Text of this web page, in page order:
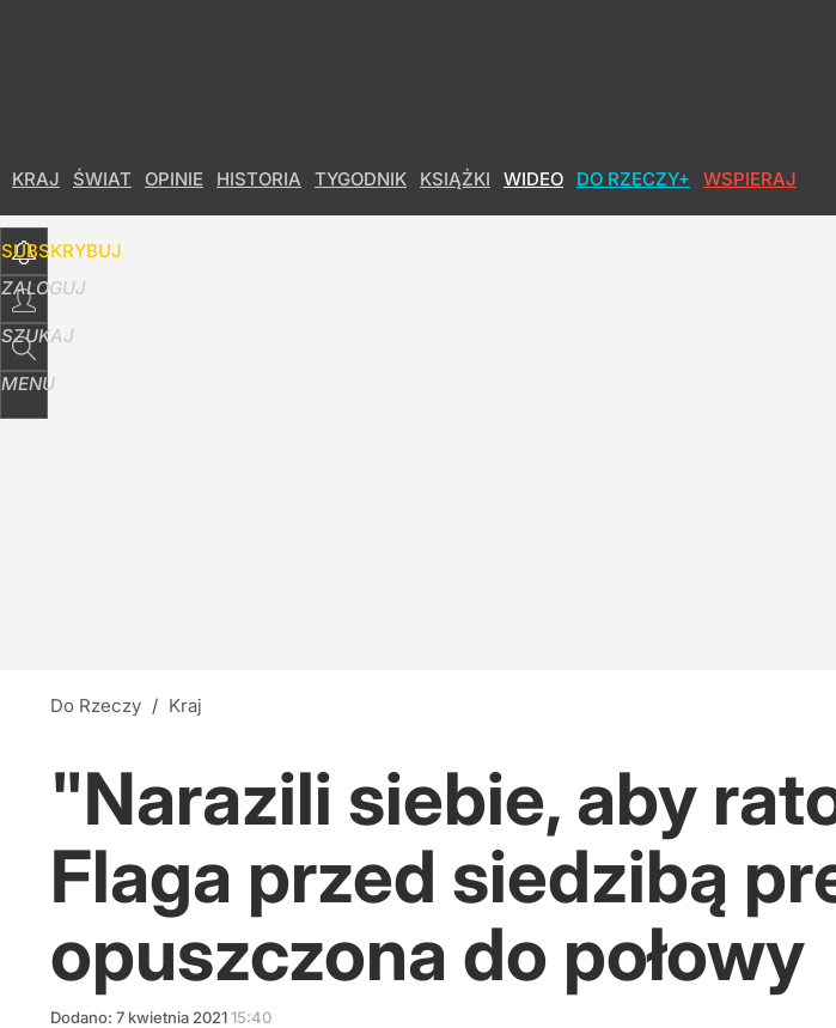
KRAJ ŚWIAT OPINIE HISTORIA TYGODNIK KSIĄŻKI WIDEO DO RZECZY+ WSPIERAJ
SUBSKRYBUJ
ZALOGUJ
SZUKAJ
MENU
Do Rzeczy / Kraj
"Narazili siebie, aby
Flaga przed siedzibą
opuszczona do połowy
Dodano: 7 kwietnia 202115:40